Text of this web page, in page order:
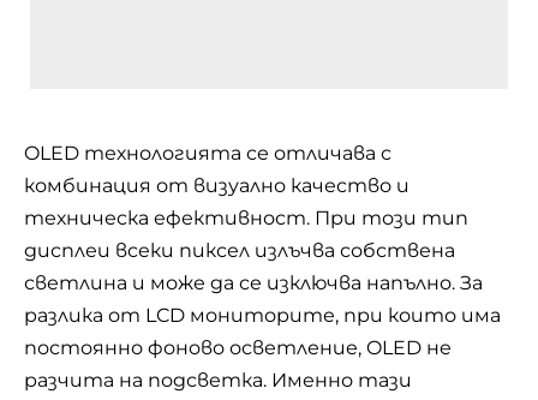
OLED технологията се отличава с
комбинация от визуално качество и
техническа ефективност. При този тип
дисплеи всеки пиксел излъчва собствена
светлина и може да се изключва напълно. За
разлика от LCD мониторите, при които има
постоянно фоново осветление, OLED не
разчита на подсветка. Именно тази